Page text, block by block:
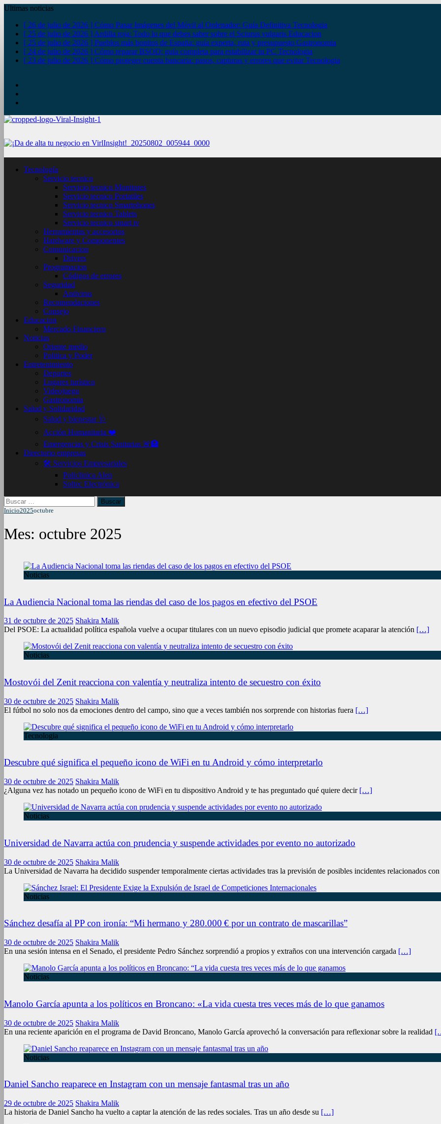
Ultimas noticias
[ 26 de julio de 2026 ] Cómo Pasar Imágenes del Móvil al Ordenador: Guía Definitiva Tecnologia
[ 25 de julio de 2026 ] Ardilla roja: Todo lo que debes saber sobre el Sciurus vulgaris Educacion
[ 25 de julio de 2026 ] Pueblos más bonitos de España: guía experta, ruta y presupuesto Gastronomia
[ 24 de julio de 2026 ] Cómo reparar BSOD: guía completa para estabilizar tu PC Tecnologia
[ 23 de julio de 2026 ] Cómo proteger cuenta bancaria: pasos, capturas y errores que evitarTecnologia
Tecnología
Servicio tecnico
Servicio tecnico Monitores
Servicio tecnico Portatiles
Servicio tecnico Smartphones
Servicio tecnico Tablets
Servicio tecnico smart tv
Herramientas y accesorios
Hardware y Componentes
Comunicacion
Drivers
Programacion
Códigos de errores
Seguridad
Antivirus
Recomendaciones
Consejo
Educacion
Mercado Financiero
Noticias
Oriente medio
Politica y Poder
Entretenimiento
Deportes
Lugares turístico
Videojuego
Gastronomia
Salud y Solidaridad
Salud y bienestar 🩺
Acción Humanitaria ❤️
Emergencias y Crisis Sanitarias 🚨🏥
Directorio empresas
🛠️ Servicios Empresariales
Policlinica Alen
Soltec Electrónica
Buscar:
Inicio2025octubre
Mes: octubre 2025
Noticias
La Audiencia Nacional toma las riendas del caso de los pagos en efectivo del PSOE
31 de octubre de 2025 Shakira Malik
Del PSOE: La actualidad política española vuelve a ocupar titulares con un nuevo episodio judicial que promete acaparar la atención […]
Noticias
Mostovói del Zenit reacciona con valentía y neutraliza intento de secuestro con éxito
30 de octubre de 2025 Shakira Malik
El fútbol no solo nos da emociones dentro del campo, sino que a veces también nos sorprende con historias fuera […]
Tecnologia
Descubre qué significa el pequeño icono de WiFi en tu Android y cómo interpretarlo
30 de octubre de 2025 Shakira Malik
¿Alguna vez has notado un pequeño icono de WiFi en tu dispositivo Android y te has preguntado qué quiere decir […]
Noticias
Universidad de Navarra actúa con prudencia y suspende actividades por evento no autorizado
30 de octubre de 2025 Shakira Malik
La Universidad de Navarra ha decidido suspender temporalmente ciertas actividades tras la previsión de posibles incidentes relacionados
Noticias
Sánchez desafía al PP con ironía: “Mi hermano y 280.000 € por un contrato de mascarillas”
30 de octubre de 2025 Shakira Malik
En una sesión intensa en el Senado, el presidente Pedro Sánchez sorprendió a propios y extraños con una intervención cargada […]
Noticias
Manolo García apunta a los políticos en Broncano: «La vida cuesta tres veces más de lo que ganamos
30 de octubre de 2025 Shakira Malik
En una reciente aparición en el programa de David Broncano, Manolo García aprovechó la conversación para reflexionar sobre la realidad
Noticias
Daniel Sancho reaparece en Instagram con un mensaje fantasmal tras un año
29 de octubre de 2025 Shakira Malik
La historia de Daniel Sancho ha vuelto a captar la atención de las redes sociales. Tras un año desde su […]